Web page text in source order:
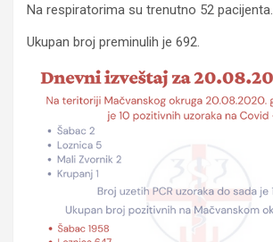
Na respiratorima su trenutno 52 pacijenta.
Ukupan broj preminulih je 692.